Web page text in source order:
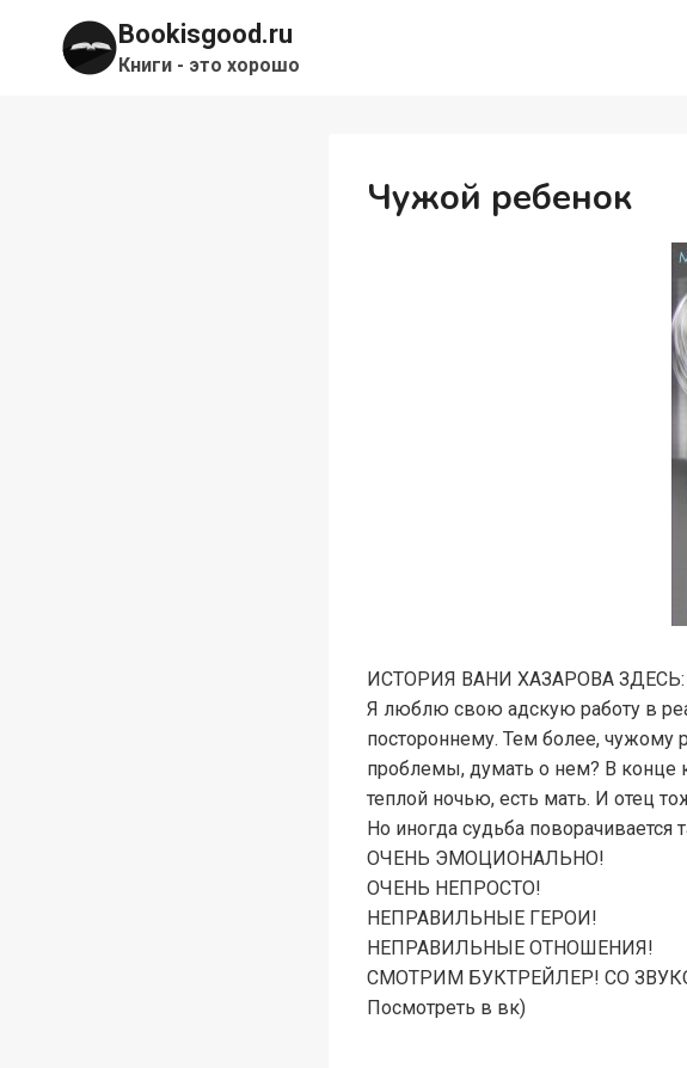
содержимому
Bookisgood.ru
Книги - это хорошо
Чужой ребенок
ИСТОРИЯ ВАНИ ХАЗАРОВА ЗДЕСЬ:
Я люблю свою адскую работу в
постороннему. Тем более, чужому
проблемы, думать о нем? В конце
теплой ночью, есть мать. И отец
Но иногда судьба
ОЧЕНЬ ЭМОЦИОНАЛЬНО!
ОЧЕНЬ НЕПРОСТО!
НЕПРАВИЛЬНЫЕ ГЕРОИ!
НЕПРАВИЛЬНЫЕ ОТНОШЕНИЯ!
СМОТРИМ БУКТРЕЙЛЕР! СО
Посмотреть в вк)